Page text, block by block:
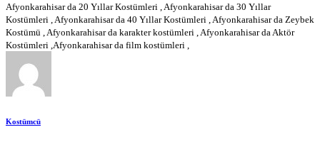
Afyonkarahisar da 20 Yıllar Kostümleri , Afyonkarahisar da 30 Yıllar
Kostümleri , Afyonkarahisar da 40 Yıllar Kostümleri , Afyonkarahisar da Zeybek
Kostümü , Afyonkarahisar da karakter kostümleri , Afyonkarahisar da Aktör
Kostümleri ,Afyonkarahisar da film kostümleri ,
Kostümcü